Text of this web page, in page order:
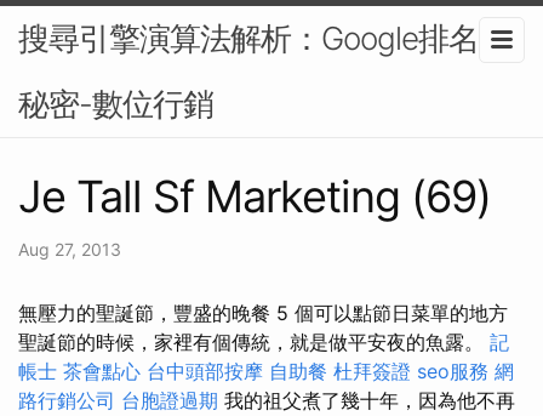
搜尋引擎演算法解析：Google排名的
秘密-數位行銷
Je Tall Sf Marketing (69)
Aug 27, 2013
無壓力的聖誕節，豐盛的晚餐 5 個可以點節日菜單的地方
聖誕節的時候，家裡有個傳統，就是做平安夜的魚露。 記
帳士 茶會點心 台中頭部按摩 自助餐 杜拜簽證 seo服務 網
路行銷公司 台胞證過期 我的祖父煮了幾十年，因為他不再